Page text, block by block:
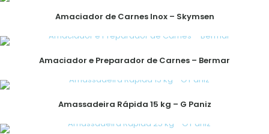
Amaciador de Carnes Inox – Skymsen
Amaciador e Preparador de Carnes – Bermar
Amassadeira Rápida 15 kg – G Paniz